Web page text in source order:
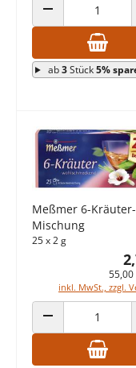
ANZAHL
ab3Stück5%
Meßmer 6-Kräuter-
Mischung
25 x 2 g
inkl. MwSt., zzgl.
ANZAHL